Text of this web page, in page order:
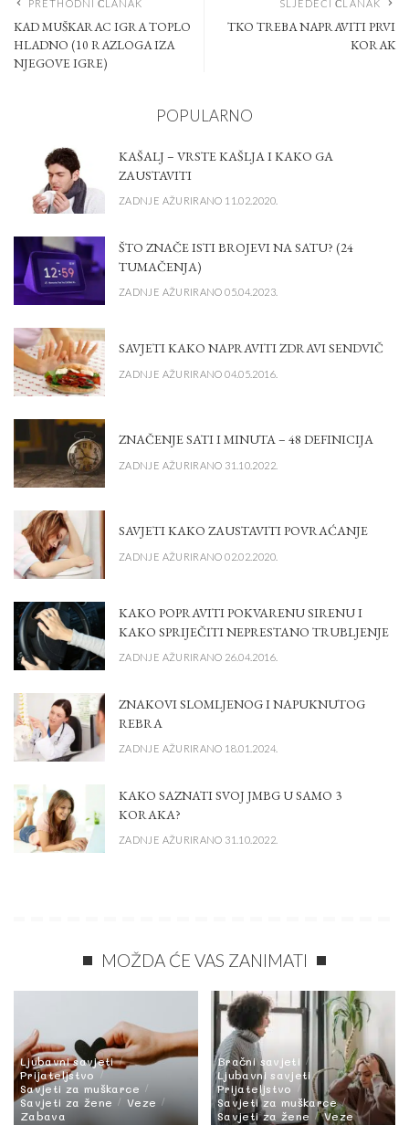
PRETHODNI ČLANAK
KAD MUŠKARAC IGRA TOPLO
HLADNO (10 RAZLOGA IZA
NJEGOVE IGRE)
SLJEDEĆI ČLANAK
TKO TREBA NAPRAVITI PRVI
KORAK
POPULARNO
KAŠALJ – VRSTE KAŠLJA I KAKO GA
ZAUSTAVITI
ZADNJE AŽURIRANO 11.02.2020.
ŠTO ZNAČE ISTI BROJEVI NA SATU? (24
TUMAČENJA)
ZADNJE AŽURIRANO 05.04.2023.
SAVJETI KAKO NAPRAVITI ZDRAVI SENDVIČ
ZADNJE AŽURIRANO 04.05.2016.
ZNAČENJE SATI I MINUTA – 48 DEFINICIJA
ZADNJE AŽURIRANO 31.10.2022.
SAVJETI KAKO ZAUSTAVITI POVRAĆANJE
ZADNJE AŽURIRANO 02.02.2020.
KAKO POPRAVITI POKVARENU SIRENU I
KAKO SPRIJEČITI NEPRESTANO TRUBLJENJE
ZADNJE AŽURIRANO 26.04.2016.
ZNAKOVI SLOMLJENOG I NAPUKNUTOG
REBRA
ZADNJE AŽURIRANO 18.01.2024.
KAKO SAZNATI SVOJ JMBG U SAMO 3
KORAKA?
ZADNJE AŽURIRANO 31.10.2022.
MOŽDA ĆE VAS ZANIMATI
Ljubavni savjeti
Prijateljstvo
Savjeti za muškarce
Savjeti za žene
Veze
Zabava
Bračni savjeti
Ljubavni savjeti
Prijateljstvo
Savjeti za muškarce
Savjeti za žene
Veze